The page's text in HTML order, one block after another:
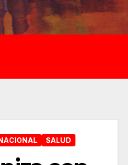
SALUD